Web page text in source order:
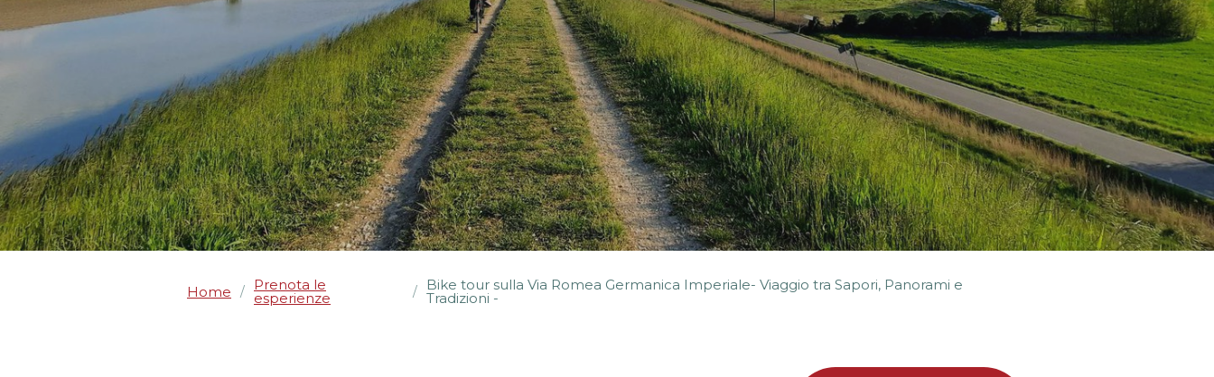
Home / Prenota le
esperienze / Bike tour sulla Via Romea Germanica Imperiale- Viaggio tra Sapori, Panorami e
Tradizioni -